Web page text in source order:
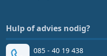
Hulp of advies nodig?
085 - 40 19 438